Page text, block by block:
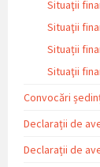
Situaţii
Situaţii
Situații
Situaţii
Convocări
Declarații de
Declarații de